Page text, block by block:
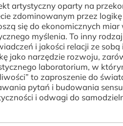
artystyczny oparty na
zdominowanym przez
się do ekonomicznych
myślenia. To inny
i jakości relacji ze
jako narzędzie rozwoju,
laboratorium, w
to zaproszenie do
pytań i budowania
i odwagi do